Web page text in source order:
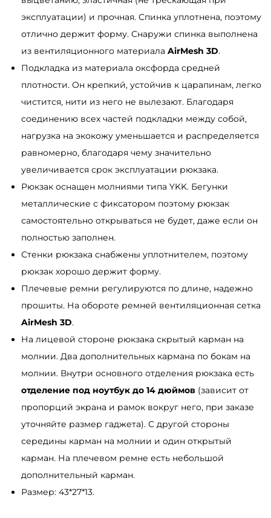
a
m
b
a
g
Z
a
r
d
L
Z
N
б
е
л
ы
й
эксплуатации) и прочная. Спинка уплотнена, поэтому
отлично держит форму. Снаружи спинка выполнена
из вентиляционного материала AirMesh 3D.
Подкладка из материала оксфорда средней
плотности. Он крепкий, устойчив к царапинам, легко
чистится, нити из него не вылезают. Благодаря
соединению всех частей подкладки между собой,
нагрузка на экокожу уменьшается и распределяется
равномерно, благодаря чему значительно
увеличивается срок эксплуатации рюкзака.
Рюкзак оснащен молниями типа YKK. Бегунки
металлические с фиксатором поэтому рюкзак
самостоятельно открываться не будет, даже если он
полностью заполнен.
Стенки рюкзака снабжены уплотнителем, поэтому
рюкзак хорошо держит форму.
Плечевые ремни регулируются по длине, надежно
прошиты. На обороте ремней вентиляционная сетка
AirMesh 3D.
На лицевой стороне рюкзака скрытый карман на
молнии. Два дополнительных кармана по бокам на
молнии. Внутри основного отделения рюкзака есть
отделение под ноутбук до 14 дюймов (зависит от
пропорций экрана и рамок вокруг него, при заказе
уточняйте размер гаджета). С другой стороны
середины карман на молнии и один открытый
карман. На плечевом ремне есть небольшой
дополнительный карман.
Размер: 43*27*13.